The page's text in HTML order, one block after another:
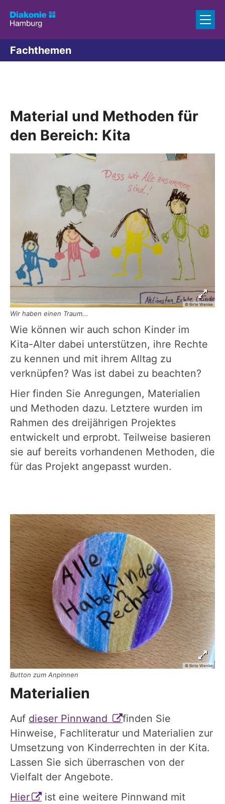
Fachthemen
Material und Methoden für
den Bereich: Kita
© Birte Wenke
Wir haben einen Traum...
Wie können wir auch schon Kinder im
Kita-Alter dabei unterstützen, ihre Rechte
zu kennen und mit ihrem Alltag zu
verknüpfen? Was ist dabei zu beachten?
Hier finden Sie Anregungen, Materialien
und Methoden dazu. Letztere wurden im
Rahmen des dreijährigen Projektes
entwickelt und erprobt. Teilweise basieren
sie auf bereits vorhandenen Methoden, die
für das Projekt angepasst wurden.
© Birte Wenke
Button zum Anpinnen
Materialien
Auf dieser Pinnwand
finden Sie
Hinweise, Fachliteratur und Materialien zur
Umsetzung von Kinderrechten in der Kita.
Lassen Sie sich überraschen von der
Vielfalt der Angebote.
Hier
ist eine weitere Pinnwand mit